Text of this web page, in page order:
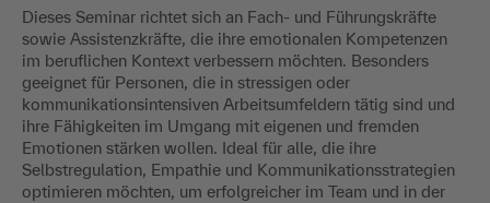
Dieses Seminar richtet sich an Fach- und Führungskräfte
sowie Assistenzkräfte, die ihre emotionalen Kompetenzen
im beruflichen Kontext verbessern möchten. Besonders
geeignet für Personen, die in stressigen oder
kommunikationsintensiven Arbeitsumfeldern tätig sind und
ihre Fähigkeiten im Umgang mit eigenen und fremden
Emotionen stärken wollen. Ideal für alle, die ihre
Selbstregulation, Empathie und Kommunikationsstrategien
optimieren möchten, um erfolgreicher im Team und in der